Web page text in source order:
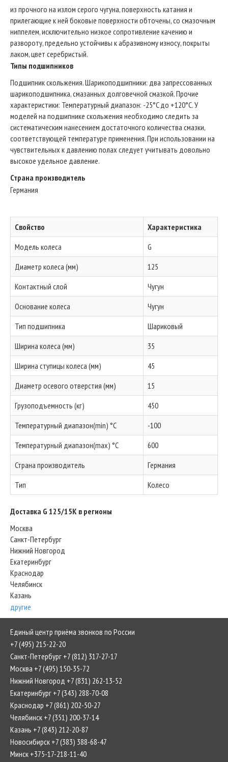
из прочного на излом серого чугуна, поверхность катания и
прилегающие к ней боковые поверхности обточены, со смазочным
ниппелем, исключительно низкое сопротивление качению и
развороту, предельно устойчивы к абразивному износу, покрыты
лаком, цвет серебристый.
Типы подшипников
Подшипник скольжения. Шарикоподшипники: два запрессованных
шарикоподшипника, смазанных долговечной смазкой. Прочие
характеристики: Температурный диапазон: -25°C до +120°C. У
моделей на подшипнике скольжения необходимо следить за
систематическим нанесением достаточного количества смазки,
соответствующей температуре применения. При использовании на
чувствительных к давлению полах следует учитывать довольно
высокое удельное давление.
Страна производитель
Германия
Свойство
Характеристика
Модель колеса
G
Диаметр колеса (мм)
125
Контактный слой
Чугун
Основание колеса
Чугун
Тип подшипника
Шариковый
Ширина колеса (мм)
35
Ширина ступицы колеса (мм)
45
Диаметр осевого отверстия (мм)
15
Грузоподъемность (кг)
450
Температурный диапазон(min) °C
-100
Температурный диапазон(max) °C
600
Страна производитель
Германия
Тип
Колесо
Доставка G 125/15K в регионы
Москва
Санкт-Петербург
Нижний Новгород
Екатеринбург
Краснодар
Челябинск
Казань
другие
Единый центр приёма звонков по России
+7 (495) 215-22-20
Санкт-Петербург +7 (812) 317-27-17
Москва +7 (495) 150-35-72
Нижний Новгород +7 (831) 262-13-52
Екатеринбург +7 (343) 288-70-08
Краснодар +7 (861) 202-50-27
Челябинск +7 (351) 200-37-14
Казань +7 (843) 212-20-87
Новосибирск +7 (383) 388-68-47
Минск +375-17-218-11-40